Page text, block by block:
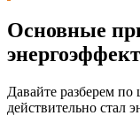
Основные
Давайте разберем
действительно стал